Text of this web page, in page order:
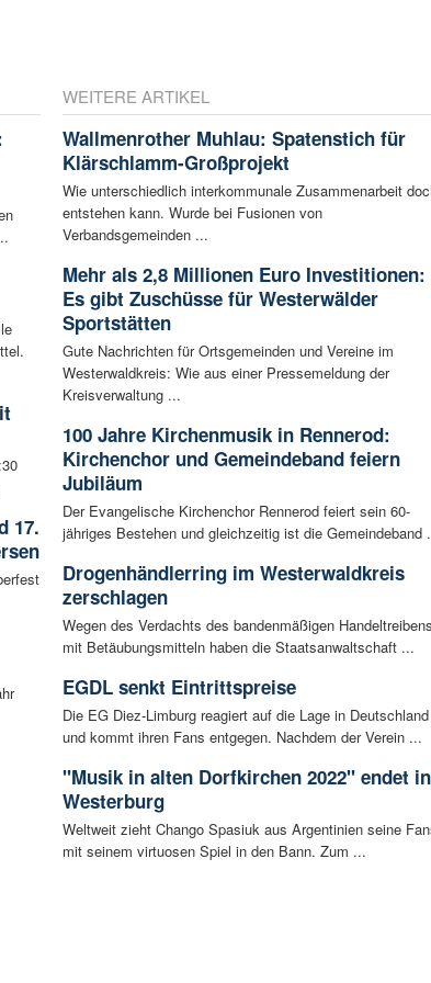
17.
WEITERE ARTIKEL
Wallmenrother Muhlau: Spatenstich für
Klärschlamm-Großprojekt
Wie unterschiedlich interkommunale Zusammenarbeit
entstehen kann. Wurde bei Fusionen von
Verbandsgemeinden ...
Mehr als 2,8 Millionen Euro Investitionen:
Es gibt Zuschüsse für Westerwälder
Sportstätten
Gute Nachrichten für Ortsgemeinden und Vereine im
Westerwaldkreis: Wie aus einer Pressemeldung der
Kreisverwaltung ...
100 Jahre Kirchenmusik in Rennerod:
Kirchenchor und Gemeindeband feiern
Jubiläum
Der Evangelische Kirchenchor Rennerod feiert sein 60-
jähriges Bestehen und gleichzeitig ist die Gemeindeband
Drogenhändlerring im Westerwaldkreis
zerschlagen
Wegen des Verdachts des bandenmäßigen
mit Betäubungsmitteln haben die Staatsanwaltschaft ...
EGDL senkt Eintrittspreise
Die EG Diez-Limburg reagiert auf die Lage in Deutschland
und kommt ihren Fans entgegen. Nachdem der Verein ...
"Musik in alten Dorfkirchen 2022" endet in
Westerburg
Weltweit zieht Chango Spasiuk aus Argentinien seine
mit seinem virtuosen Spiel in den Bann. Zum ...